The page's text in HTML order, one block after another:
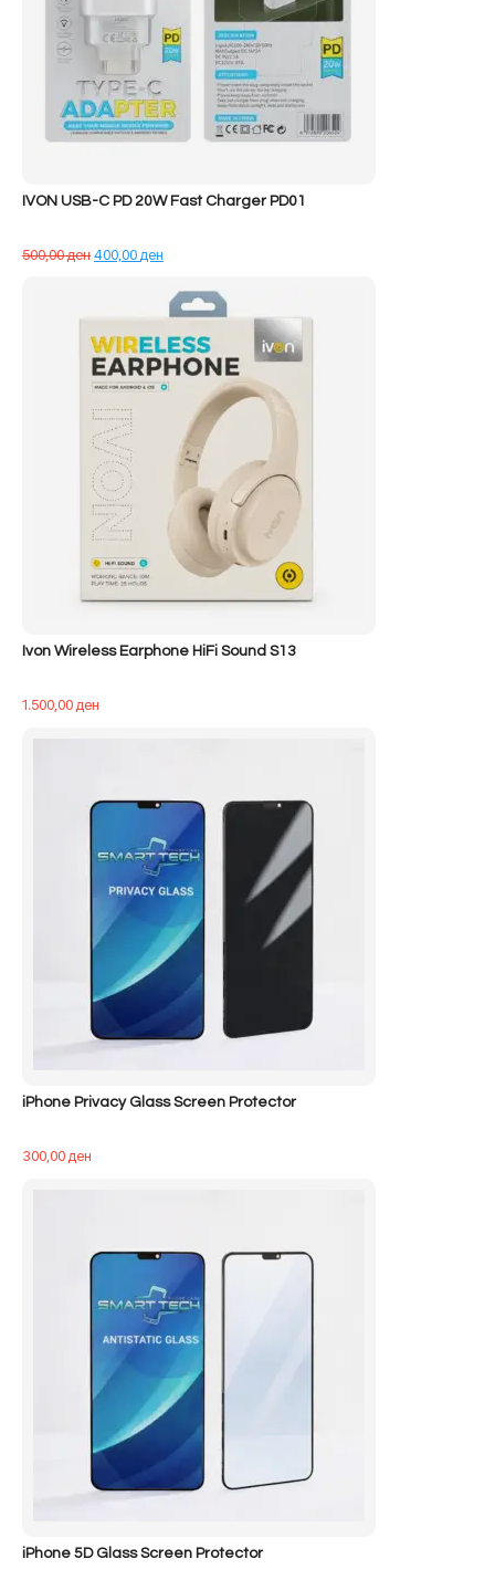
IVON USB-C PD 20W Fast Charger PD01
500,00денÇmimi
400,00ден
tanishëm
është:
Ivon Wireless Earphone HiFi Sound S13
1.500,00ден
iPhone Privacy Glass Screen Protector
300,00ден
iPhone 5D Glass Screen Protector